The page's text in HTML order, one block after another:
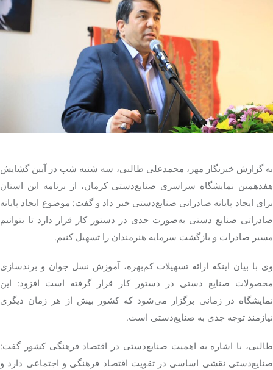
پایگاه خبری آبان
خرید موتور ایمپلنت
به گزارش خبرنگار مهر، محمدعلی طالبی، سه شنبه شب در آیین گشایش
هفدهمین نمایشگاه سراسری صنایع‌دستی کرمان، از برنامه این استان
برای ایجاد پایانه صادراتی صنایع‌دستی خبر داد و گفت: موضوع ایجاد پایانه
صادراتی صنایع دستی به‌صورت جدی در دستور کار قرار دارد تا بتوانیم
مسیر صادرات و بازگشت سرمایه هنرمندان را تسهیل کنیم.
وی با بیان اینکه ارائه تسهیلات کم‌بهره، آموزش نسل جوان و برندسازی
محصولات صنایع دستی در دستور کار قرار گرفته است افزود: این
نمایشگاه در زمانی برگزار می‌شود که کشور بیش از هر زمان دیگری
نیازمند توجه جدی به صنایع‌دستی است.
طالبی، با اشاره به اهمیت صنایع‌دستی در اقتصاد فرهنگی کشور گفت:
صنایع‌دستی نقشی اساسی در تقویت اقتصاد فرهنگی و اجتماعی دارد و